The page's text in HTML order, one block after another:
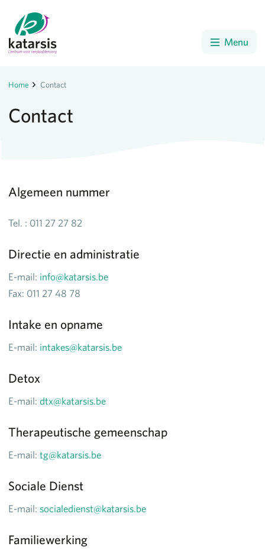
Menu
Home Contact
Contact
Algemeen nummer
Tel. : 011 27 27 82
Directie en administratie
E-mail: info@katarsis.be
Fax: 011 27 48 78
Intake en opname
E-mail: intakes@katarsis.be
Detox
E-mail: dtx@katarsis.be
Therapeutische gemeenschap
E-mail: tg@katarsis.be
Sociale Dienst
E-mail: socialedienst@katarsis.be
Familiewerking